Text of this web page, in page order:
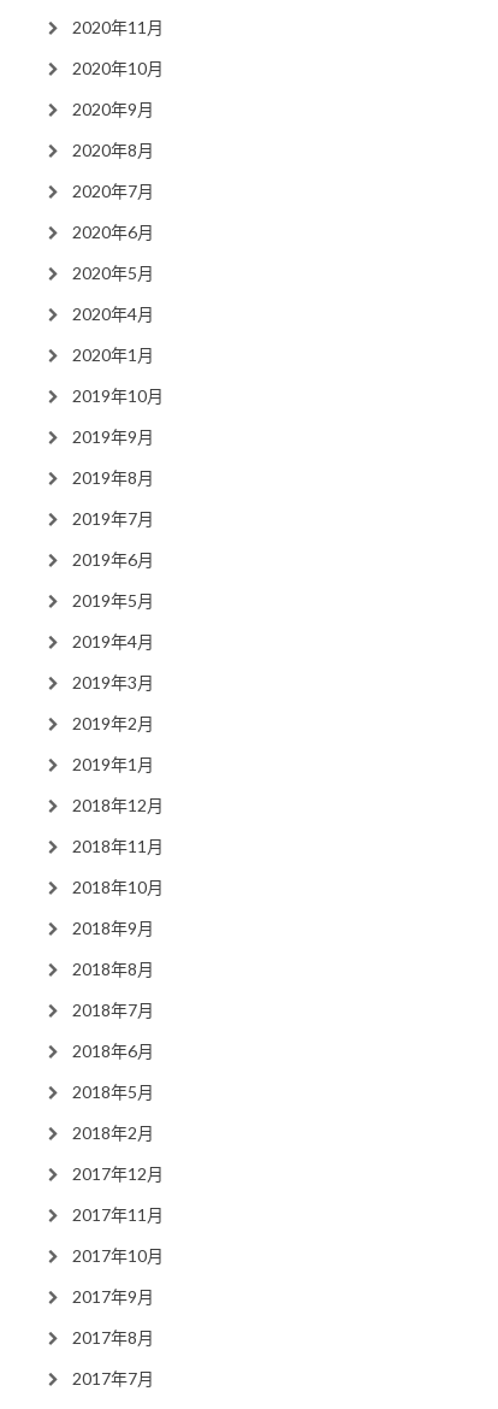
2020年11月
2020年10月
2020年9月
2020年8月
2020年7月
2020年6月
2020年5月
2020年4月
2020年1月
2019年10月
2019年9月
2019年8月
2019年7月
2019年6月
2019年5月
2019年4月
2019年3月
2019年2月
2019年1月
2018年12月
2018年11月
2018年10月
2018年9月
2018年8月
2018年7月
2018年6月
2018年5月
2018年2月
2017年12月
2017年11月
2017年10月
2017年9月
2017年8月
2017年7月